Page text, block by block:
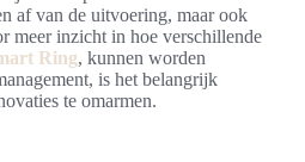
af van de uitvoering, maar ook
meer inzicht in hoe verschillende
Ring, kunnen worden
is het belangrijk
te omarmen.